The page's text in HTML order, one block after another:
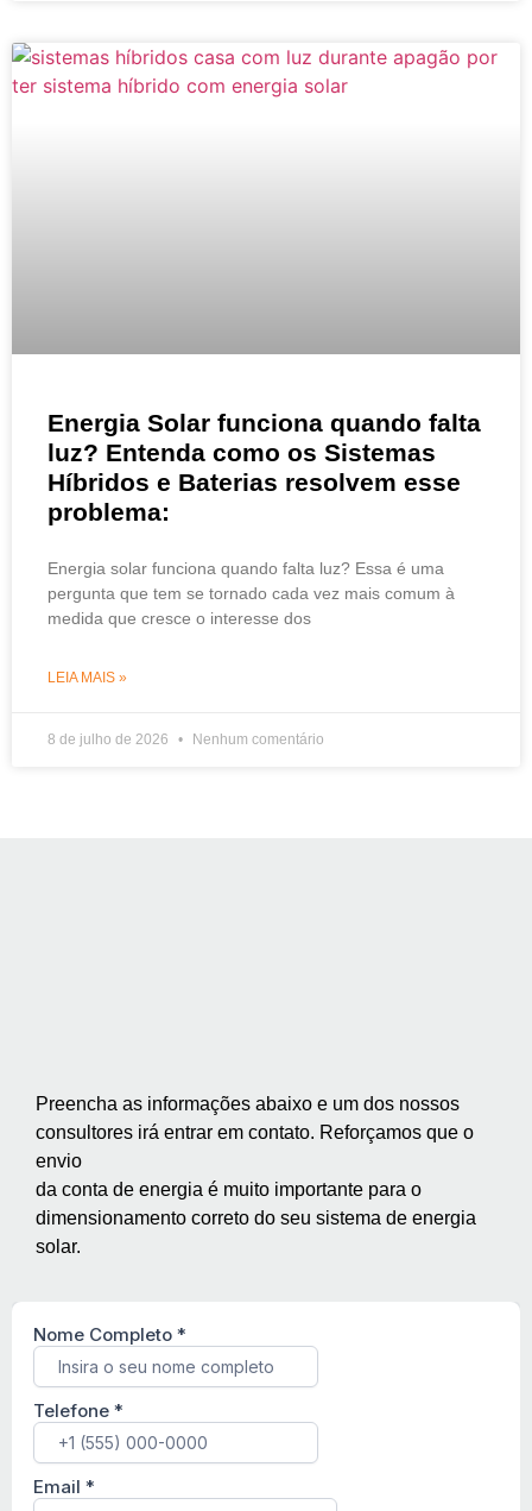
Energia Solar funciona quando falta
luz? Entenda como os Sistemas
Híbridos e Baterias resolvem esse
problema:
Energia solar funciona quando falta luz? Essa é uma
pergunta que tem se tornado cada vez mais comum à
medida que cresce o interesse dos
LEIA MAIS »
8 de julho de 2026 Nenhum comentário
Preencha as informações abaixo e um dos nossos
consultores irá entrar em contato. Reforçamos que o
envio
da conta de energia é muito importante para o
dimensionamento correto do seu sistema de energia
solar.